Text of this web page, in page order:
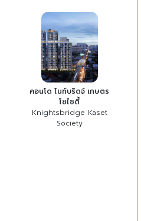
คอนโด ไนท์บริดจ์ เกษตร
โซไซตี้
Knightsbridge Kaset
Society